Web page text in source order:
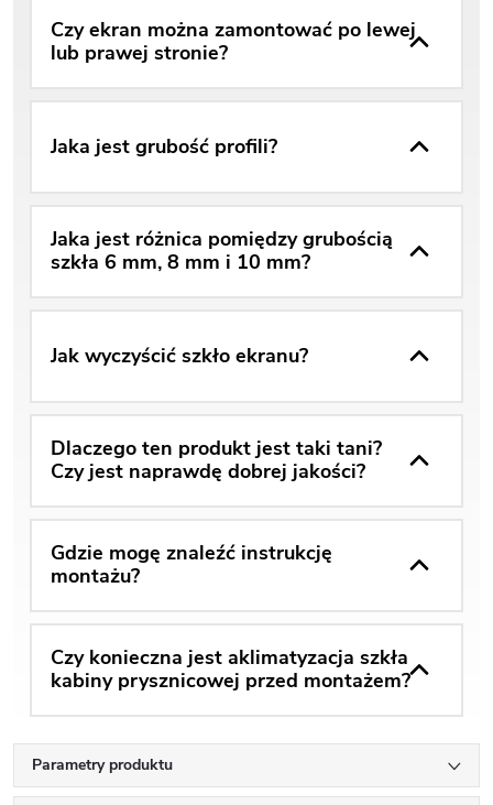
Czy ekran można zamontować po lewej
lub prawej stronie?
Jaka jest grubość profili?
Jaka jest różnica pomiędzy grubością
szkła 6 mm, 8 mm i 10 mm?
Jak wyczyścić szkło ekranu?
Dlaczego ten produkt jest taki tani?
Czy jest naprawdę dobrej jakości?
Gdzie mogę znaleźć instrukcję
montażu?
Czy konieczna jest aklimatyzacja szkła
kabiny prysznicowej przed montażem?
Parametry produktu